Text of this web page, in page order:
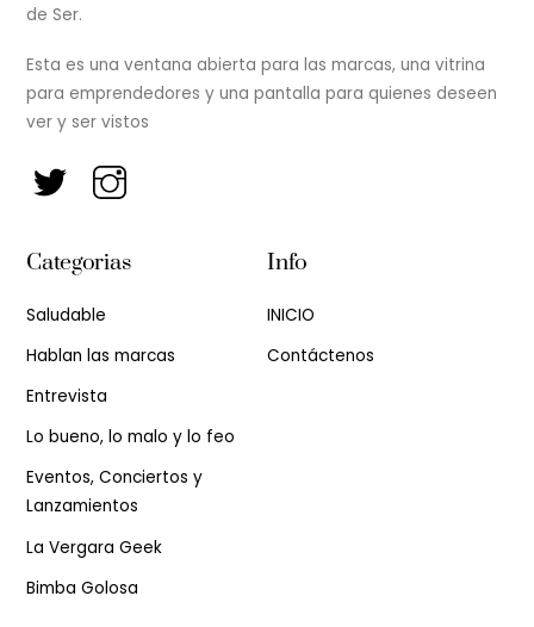
de Ser.
Esta es una ventana abierta para las marcas, una vitrina
para emprendedores y una pantalla para quienes deseen
ver y ser vistos
Categorias
Saludable
Hablan las marcas
Entrevista
Lo bueno, lo malo y lo feo
Eventos, Conciertos y
Lanzamientos
La Vergara Geek
Bimba Golosa
Info
INICIO
Contáctenos